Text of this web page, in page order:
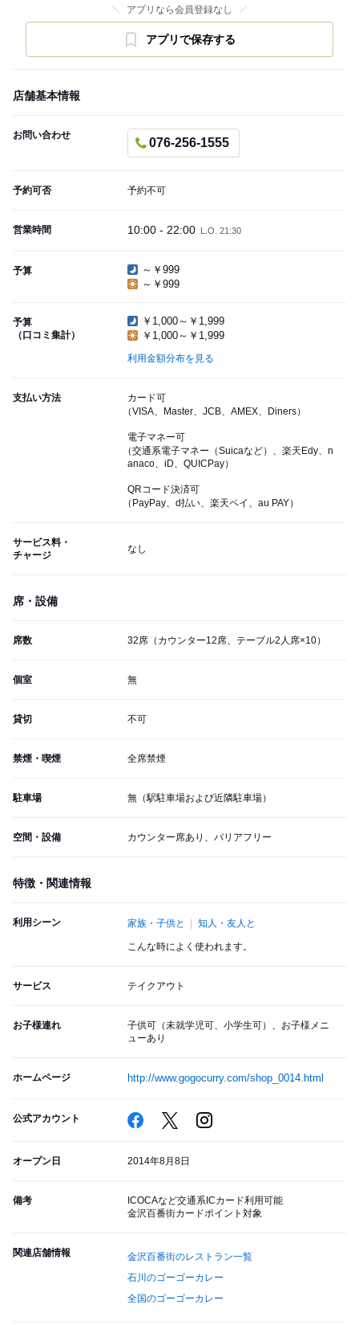
アプリなら会員登録なし
アプリで保存する
店舗基本情報
お問い合わせ
076-256-1555
予約可否 予約不可
営業時間 10:00 - 22:00 L.O. 21:30
予算
～￥999
～￥999
予算
（口コミ集計）
￥1,000～￥1,999
￥1,000～￥1,999
利用金額分布を見る
支払い方法
カード可
（VISA、Master、JCB、AMEX、Diners）
電子マネー可
（交通系電子マネー（Suicaなど）、楽天Edy、n
anaco、iD、QUICPay）
QRコード決済可
（PayPay、d払い、楽天ペイ、au PAY）
サービス料・
チャージ
なし
席・設備
席数 32席（カウンター12席、テーブル2人席×10）
個室 無
貸切 不可
禁煙・喫煙 全席禁煙
駐車場 無（駅駐車場および近隣駐車場）
空間・設備 カウンター席あり、バリアフリー
特徴・関連情報
利用シーン 家族・子供と 知人・友人と
こんな時によく使われます。
サービス テイクアウト
お子様連れ
子供可（未就学児可、小学生可）、お子様メニ
ューあり
ホームページ http://www.gogocurry.com/shop_0014.html
公式アカウント
オープン日 2014年8月8日
備考
ICOCAなど交通系ICカード利用可能
金沢百番街カードポイント対象
関連店舗情報
金沢百番街のレストラン一覧
石川のゴーゴーカレー
全国のゴーゴーカレー